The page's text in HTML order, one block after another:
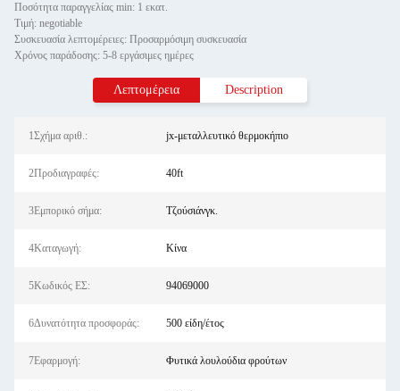
Ποσότητα παραγγελίας min: 1 εκατ.
Τιμή: negotiable
Συσκευασία λεπτομέρειες: Προσαρμόσιμη συσκευασία
Χρόνος παράδοσης: 5-8 εργάσιμες ημέρες
Λεπτομέρεια Description
1Σχήμα αριθ.: jx-μεταλλευτικό θερμοκήπιο
2Προδιαγραφές: 40ft
3Εμπορικό σήμα: Τζούσιάνγκ.
4Καταγωγή: Κίνα
5Κωδικός ΕΣ: 94069000
6Δυνατότητα προσφοράς: 500 είδη/έτος
7Εφαρμογή: Φυτικά λουλούδια φρούτων